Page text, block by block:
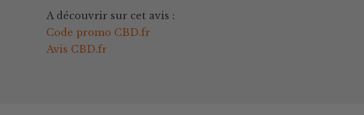
A découvrir sur cet avis :
Code promo CBD.fr
Avis CBD.fr